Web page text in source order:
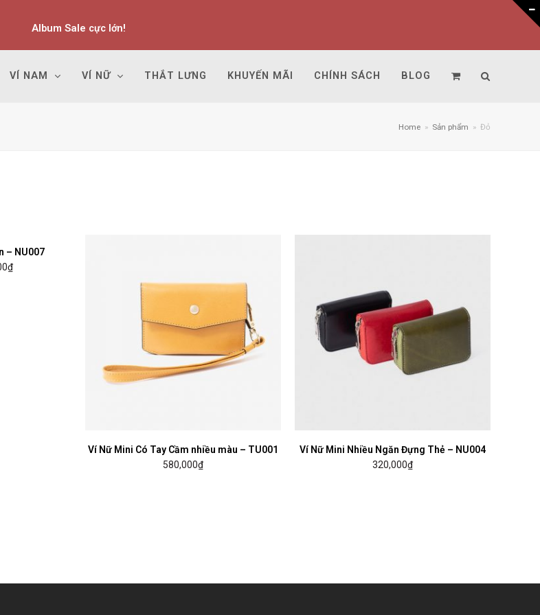
Album Sale cực lớn!
VÍ NAM VÍ NỮ THẮT LƯNG KHUYẾN MÃI CHÍNH SÁCH BLOG
Home » Sản phẩm » Đỏ
– NU007
₫
LỰA CHỌN CÁC TÙY CHỌN
Ví Nữ Mini Có Tay Cầm nhiều màu – TU001
580,000₫
MUA HÀNG
Ví Nữ Mini Nhiều Ngăn Đựng Thẻ – NU004
320,000₫